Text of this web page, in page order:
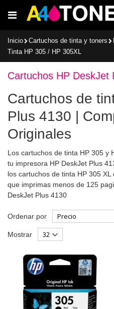
al
Inicio Cartuchos de tinta y toners
Tinta HP 305 / HP 305XL
Cartuchos HP DeskJet
Cartuchos de
Plus 4130 |
Originales
Los cartuchos de tinta HP 305 y
tu impresora HP DeskJet Plus
los cartuchos de tinta HP 305
que imprimas menos de 125
DeskJet Plus 4130
Ordenar por
Mostrar